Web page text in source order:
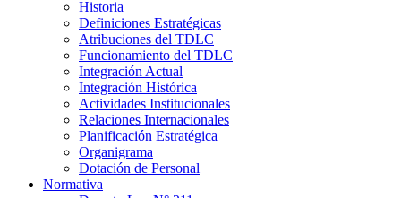
Historia
Definiciones Estratégicas
Atribuciones del TDLC
Funcionamiento del TDLC
Integración Actual
Integración Histórica
Actividades Institucionales
Relaciones Internacionales
Planificación Estratégica
Organigrama
Dotación de Personal
Normativa